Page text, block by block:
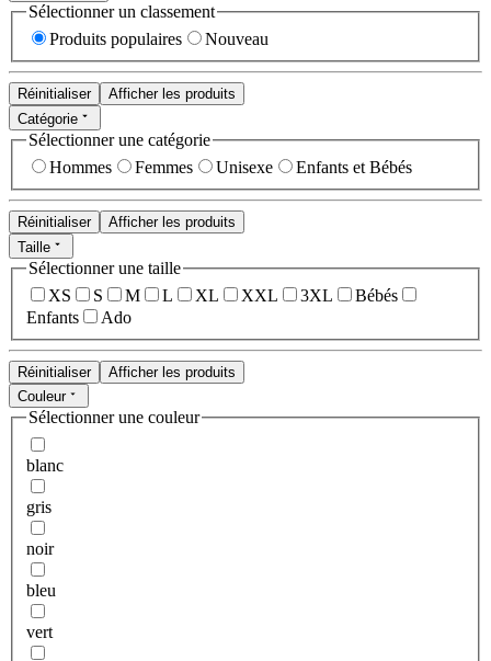
Sélectionner un classement
Produits populaires
Nouveau
Réinitialiser
Afficher les produits
Catégorie
Sélectionner une catégorie
Hommes
Femmes Unisexe Enfants et Bébés
Réinitialiser
Afficher les produits
Taille
Sélectionner une taille
XS
S M L XL XXL 3XL
Bébés
Enfants
Ado
Réinitialiser
Afficher les produits
Couleur
Sélectionner une couleur
blanc
gris
noir
bleu
vert